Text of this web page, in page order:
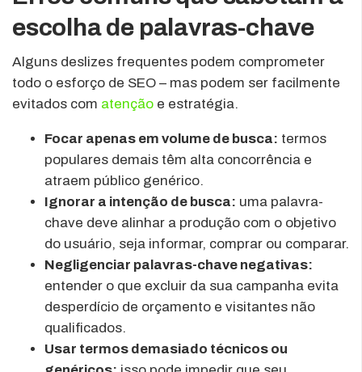
escolha de palavras-chave
Alguns deslizes frequentes podem comprometer
todo o esforço de SEO – mas podem ser facilmente
evitados com atenção e estratégia.
Focar apenas em volume de busca: termos
populares demais têm alta concorrência e
atraem público genérico.
Ignorar a intenção de busca: uma palavra-
chave deve alinhar a produção com o objetivo
do usuário, seja informar, comprar ou comparar.
Negligenciar palavras-chave negativas:
entender o que excluir da sua campanha evita
desperdício de orçamento e visitantes não
qualificados.
Usar termos demasiado técnicos ou